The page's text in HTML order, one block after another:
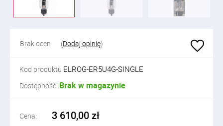
Brak ocen (Dodaj opinię)
Kod produktu ELROG-ER5U4G-SINGLE
Dostępność: Brak w magazynie
Cena: 3 610,00 zł